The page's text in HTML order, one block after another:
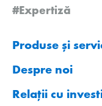
#Expertiză
Produse și
Despre noi
Relații cu